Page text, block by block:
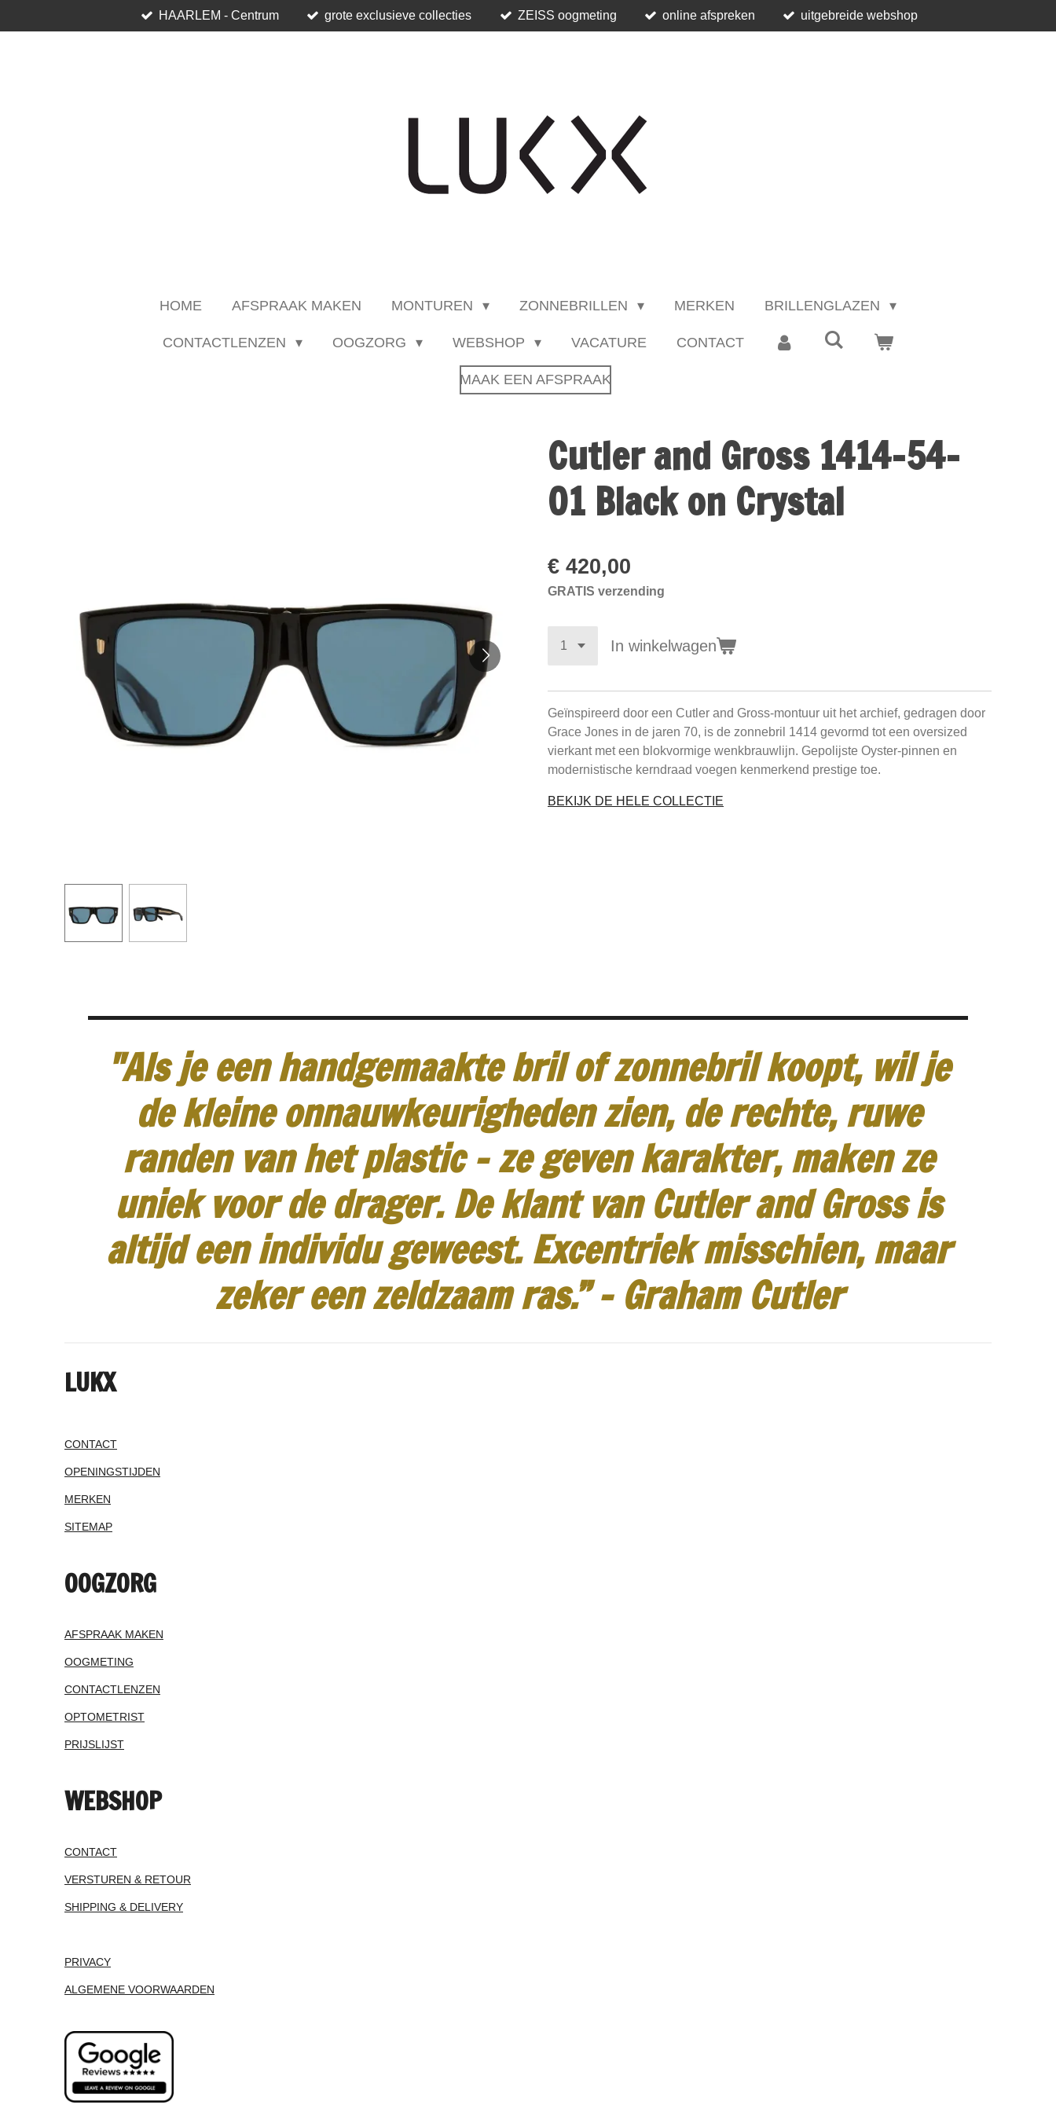
direct
HAARLEM - Centrum grote exclusieve collecties ZEISS oogmeting online afspreken uitgebreide webshop
HOME AFSPRAAK MAKEN MONTUREN ZONNEBRILLEN MERKEN BRILLENGLAZEN
CONTACTLENZEN OOGZORG WEBSHOP VACATURE CONTACT
MAAK EEN AFSPRAAK
Cutler and Gross 1414-54-
01 Black on Crystal
€ 420,00
GRATIS verzending
In winkelwagen
Geïnspireerd door een Cutler and Gross-montuur uit het archief, gedragen door
Grace Jones in de jaren 70, is de zonnebril 1414 gevormd tot een oversized
vierkant met een blokvormige wenkbrauwlijn. Gepolijste Oyster-pinnen en
modernistische kerndraad voegen kenmerkend prestige toe.
BEKIJK DE HELE COLLECTIE
"Als je een handgemaakte bril of zonnebril koopt, wil je
de kleine onnauwkeurigheden zien, de rechte, ruwe
randen van het plastic - ze geven karakter, maken ze
uniek voor de drager. De klant van Cutler and Gross is
altijd een individu geweest. Excentriek misschien, maar
zeker een zeldzaam ras.” - Graham Cutler
LUKX
CONTACT
OPENINGSTIJDEN
MERKEN
SITEMAP
OOGZORG
AFSPRAAK MAKEN
OOGMETING
CONTACTLENZEN
OPTOMETRIST
PRIJSLIJST
WEBSHOP
CONTACT
VERSTUREN & RETOUR
SHIPPING & DELIVERY
PRIVACY
ALGEMENE VOORWAARDEN